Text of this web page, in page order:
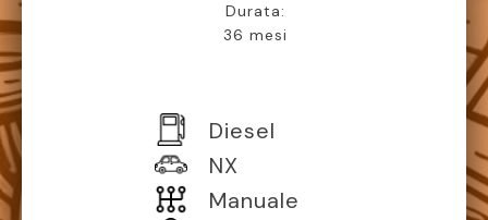
Durata:
36 mesi
Diesel
NX
Manuale